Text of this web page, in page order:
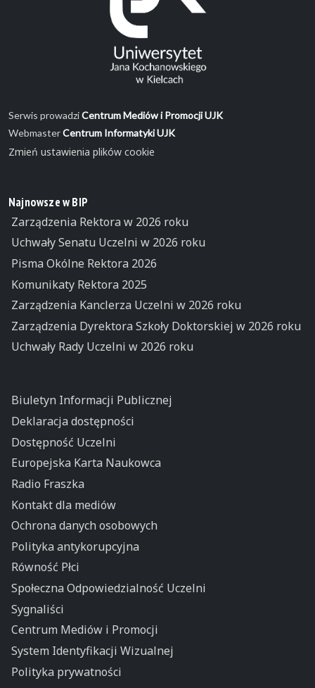
Serwis prowadziCentrum Mediów i Promocji UJK
WebmasterCentrum Informatyki UJK
Zmień ustawienia plików cookie
Najnowsze w BIP
Zarządzenia Rektora w 2026 roku
Uchwały Senatu Uczelni w 2026 roku
Pisma Okólne Rektora 2026
Komunikaty Rektora 2025
Zarządzenia Kanclerza Uczelni w 2026 roku
Zarządzenia Dyrektora Szkoły Doktorskiej w 2026 roku
Uchwały Rady Uczelni w 2026 roku
Biuletyn Informacji Publicznej
Deklaracja dostępności
Dostępność Uczelni
Europejska Karta Naukowca
Radio Fraszka
Kontakt dla mediów
Ochrona danych osobowych
Polityka antykorupcyjna
Równość Płci
Społeczna Odpowiedzialność Uczelni
Sygnaliści
Centrum Mediów i Promocji
System Identyfikacji Wizualnej
Polityka prywatności